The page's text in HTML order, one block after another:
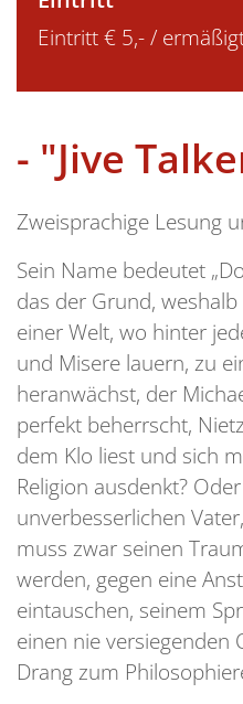
Eintritt € 5,- /
- "Jive
Zweisprachige Lesung
Sein Name bedeutet
das der Grund,
einer Welt, wo hinter
und Misere lauern, zu
heranwächst, der
perfekt beherrscht,
dem Klo liest und sich
Religion ausdenkt?
unverbesserlichen
muss zwar seinen
werden, gegen eine
eintauschen, seinem
einen nie
Drang zum